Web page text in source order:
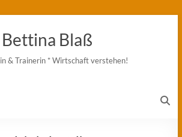
Bettina Blaß
& Trainerin * Wirtschaft verstehen!